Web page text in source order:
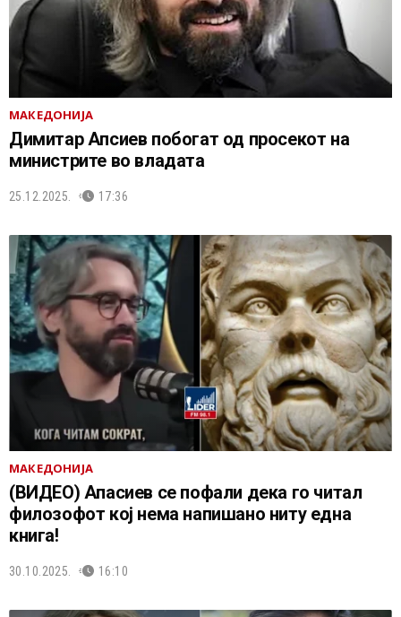
МАКЕДОНИЈА
Димитар Апсиев побогат од просекот на
министрите во владата
25.12.2025. 17:36
МАКЕДОНИЈА
(ВИДЕО) Апасиев се пофали дека го читал
филозофот кој нема напишано ниту една
книга!
30.10.2025. 16:10